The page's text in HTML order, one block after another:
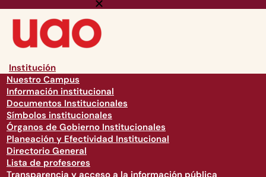
Institución
Nuestro Campus
Información institucional
Documentos Institucionales
Símbolos institucionales
Órganos de Gobierno Institucionales
Planeación y Efectividad Institucional
Directorio General
Lista de profesores
Transparencia y acceso a la información pública